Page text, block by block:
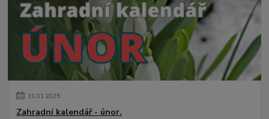
31.01.2025
Zahradní kalendář - únor.